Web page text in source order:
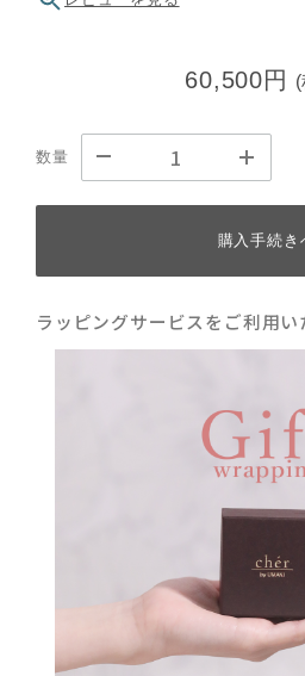
60,500円
数量
購入手続き
ラッピングサービスをご利用い